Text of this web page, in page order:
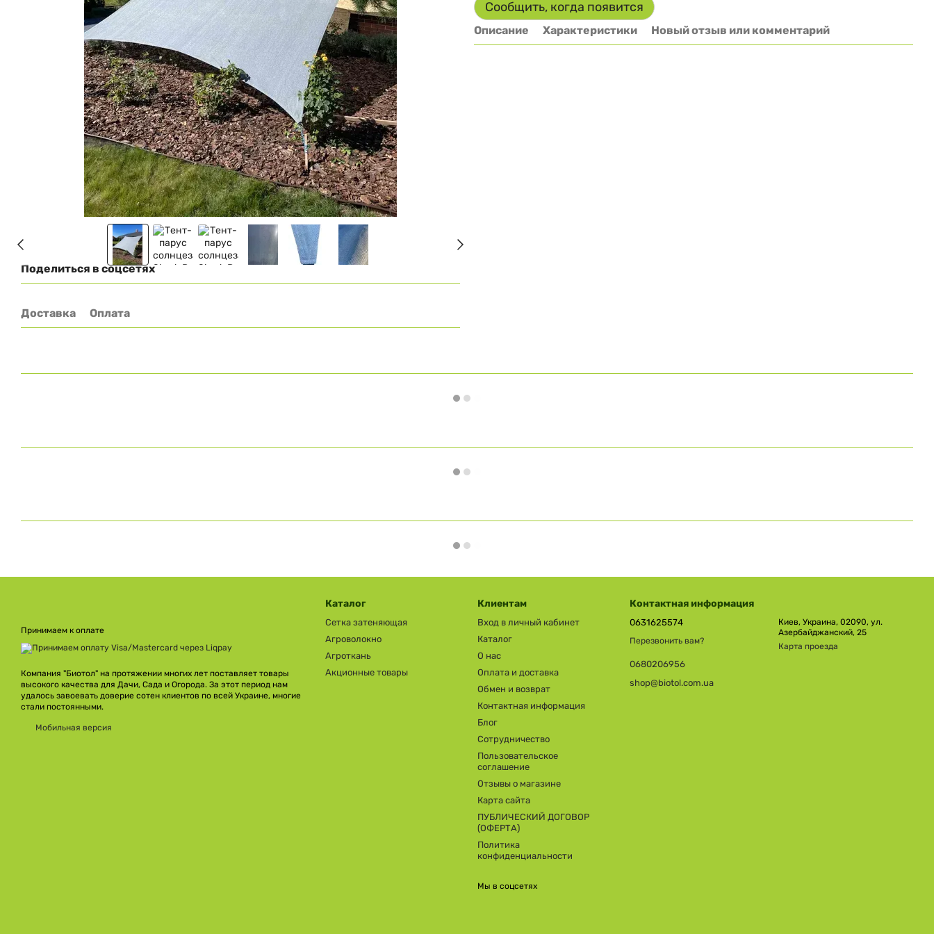
Поделиться в соцсетях
Доставка Оплата
Сообщить, когда появится
Описание Характеристики Новый отзыв или комментарий
Принимаем к оплате
Компания "Биотол" на протяжении многих лет поставляет товары
высокого качества для Дачи, Сада и Огорода. За этот период нам
удалось завоевать доверие сотен клиентов по всей Украине, многие
стали постоянными.
Мобильная версия
Каталог
Сетка затеняющая
Агроволокно
Агроткань
Акционные товары
Клиентам
Вход в личный кабинет
Каталог
О нас
Оплата и доставка
Обмен и возврат
Контактная информация
Блог
Сотрудничество
Пользовательское
соглашение
Отзывы о магазине
Карта сайта
ПУБЛИЧЕСКИЙ ДОГОВОР
(ОФЕРТА)
Политика
конфиденциальности
Мы в соцсетях
Контактная информация
0631625574
Перезвонить вам?
0680206956
shop@biotol.com.ua
Киев, Украина, 02090, ул.
Азербайджанский, 25
Карта проезда